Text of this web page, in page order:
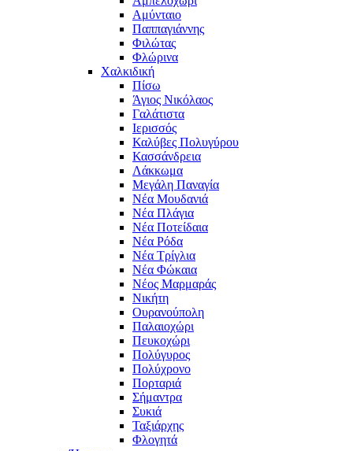
Αμύνταιο
Παππαγιάννης
Φιλώτας
Φλώρινα
Χαλκιδική
Πίσω
Άγιος Νικόλαος
Γαλάτιστα
Ιερισσός
Καλύβες Πολυγύρου
Κασσάνδρεια
Λάκκωμα
Μεγάλη Παναγία
Νέα Μουδανιά
Νέα Πλάγια
Νέα Ποτείδαια
Νέα Ρόδα
Νέα Τρίγλια
Νέα Φώκαια
Νέος Μαρμαράς
Νικήτη
Ουρανούπολη
Παλαιοχώρι
Πευκοχώρι
Πολύγυρος
Πολύχρονο
Πορταριά
Σήμαντρα
Συκιά
Ταξιάρχης
Φλογητά